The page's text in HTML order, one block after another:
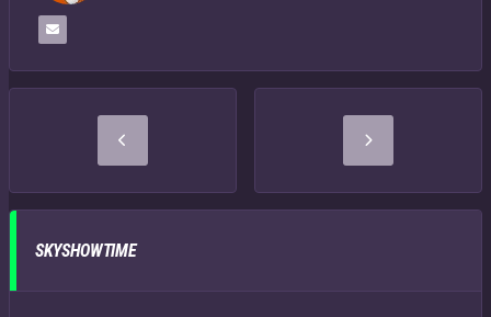
SKYSHOWTIME